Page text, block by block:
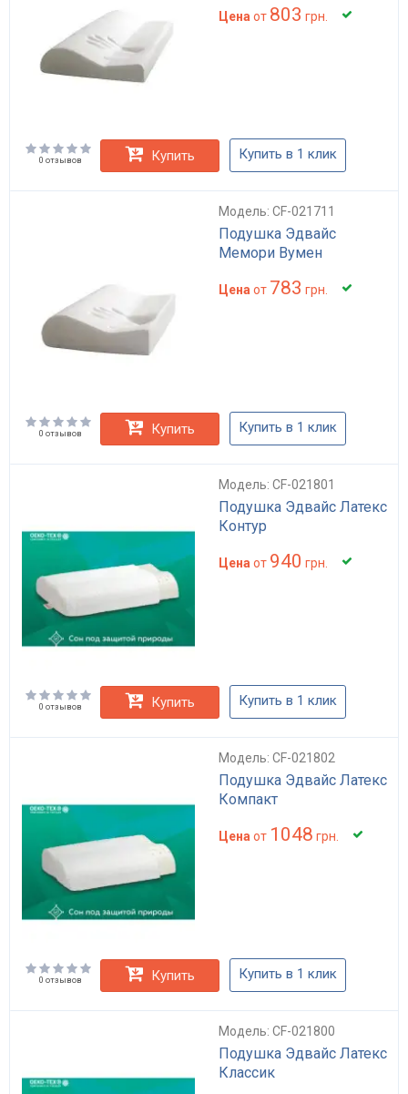
Цена от 803 грн.
0 отзывов Купить Купить в 1 клик
Модель: CF-021711
Подушка Эдвайс
Мемори Вумен
Цена от 783 грн.
0 отзывов Купить Купить в 1 клик
Модель: CF-021801
Подушка Эдвайс Латекс
Контур
Цена от 940 грн.
0 отзывов Купить Купить в 1 клик
Модель: CF-021802
Подушка Эдвайс Латекс
Компакт
Цена от 1048 грн.
0 отзывов Купить Купить в 1 клик
Модель: CF-021800
Подушка Эдвайс Латекс
Классик